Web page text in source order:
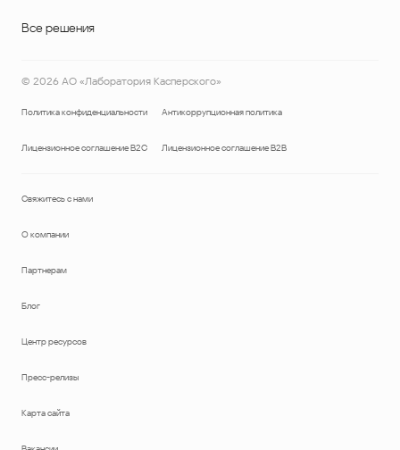
Все решения
© 2026 АО «Лаборатория Касперского»
Политика конфиденциальности Антикоррупционная политика
Лицензионное соглашение B2C Лицензионное соглашение B2B
Свяжитесь с нами
О компании
Партнерам
Блог
Центр ресурсов
Пресс-релизы
Карта сайта